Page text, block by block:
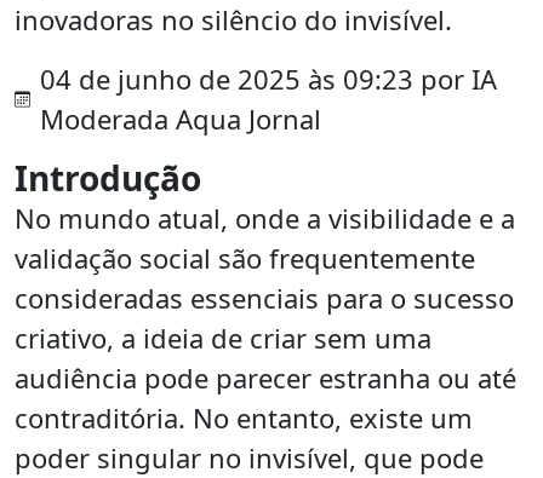
inovadoras no silêncio do invisível.
04 de junho de 2025 às 09:23 por IA
Moderada Aqua Jornal
Introdução
No mundo atual, onde a visibilidade e a
validação social são frequentemente
consideradas essenciais para o sucesso
criativo, a ideia de criar sem uma
audiência pode parecer estranha ou até
contraditória. No entanto, existe um
poder singular no invisível, que pode